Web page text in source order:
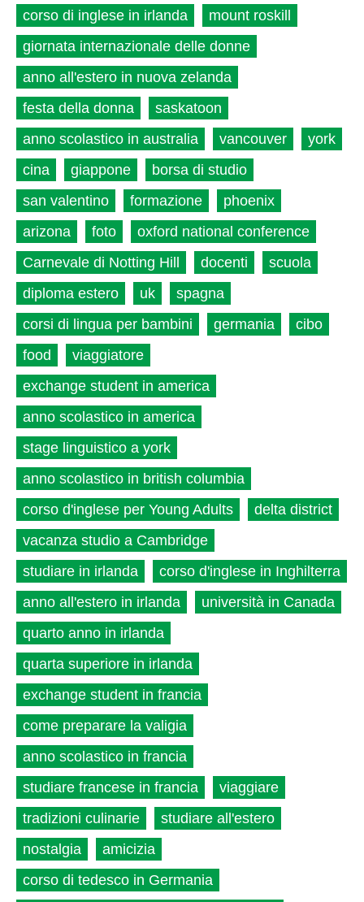
corso di inglese in irlanda
mount roskill
giornata internazionale delle donne
anno all'estero in nuova zelanda
festa della donna
saskatoon
anno scolastico in australia
vancouver
york
cina
giappone
borsa di studio
san valentino
formazione
phoenix
arizona
foto
oxford national conference
Carnevale di Notting Hill
docenti
scuola
diploma estero
uk
spagna
corsi di lingua per bambini
germania
cibo
food
viaggiatore
exchange student in america
anno scolastico in america
stage linguistico a york
anno scolastico in british columbia
corso d'inglese per Young Adults
delta district
vacanza studio a Cambridge
studiare in irlanda
corso d'inglese in Inghilterra
anno all'estero in irlanda
università in Canada
quarto anno in irlanda
quarta superiore in irlanda
exchange student in francia
come preparare la valigia
anno scolastico in francia
studiare francese in francia
viaggiare
tradizioni culinarie
studiare all'estero
nostalgia
amicizia
corso di tedesco in Germania